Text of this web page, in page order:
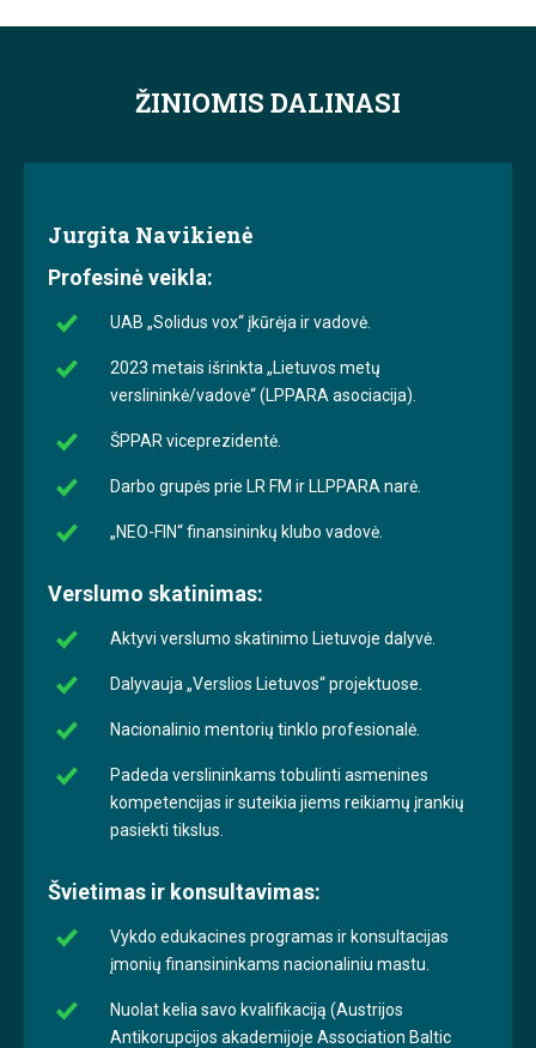
ŽINIOMIS DALINASI
Jurgita Navikienė
Profesinė veikla:
UAB „Solidus vox“ įkūrėja ir vadovė.
2023 metais išrinkta „Lietuvos metų
verslininkė/vadovė“ (LPPARA asociacija).
ŠPPAR viceprezidentė.
Darbo grupės prie LR FM ir LLPPARA narė.
„NEO-FIN“ finansininkų klubo vadovė.
Verslumo skatinimas:
Aktyvi verslumo skatinimo Lietuvoje dalyvė.
Dalyvauja „Verslios Lietuvos“ projektuose.
Nacionalinio mentorių tinklo profesionalė.
Padeda verslininkams tobulinti asmenines
kompetencijas ir suteikia jiems reikiamų įrankių
pasiekti tikslus.
Švietimas ir konsultavimas:
Vykdo edukacines programas ir konsultacijas
įmonių finansininkams nacionaliniu mastu.
Nuolat kelia savo kvalifikaciją (Austrijos
Antikorupcijos akademijoje Association Baltic